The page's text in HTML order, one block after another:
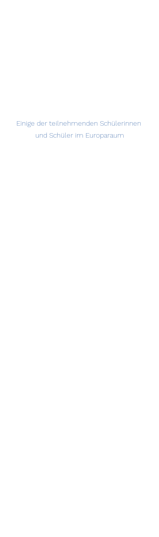
Einige der teilnehmenden Schülerinnen
und Schüler im Europaraum